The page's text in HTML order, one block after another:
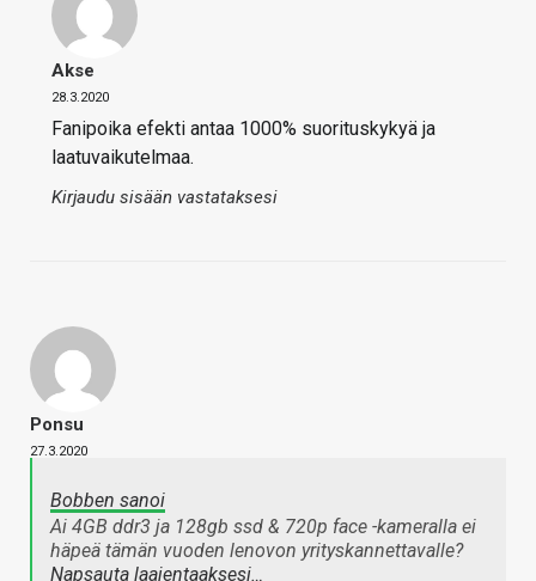
Akse
28.3.2020
Fanipoika efekti antaa 1000% suorituskykyä ja
laatuvaikutelmaa.
Kirjaudu sisään vastataksesi
Ponsu
27.3.2020
Bobben sanoi
Ai 4GB ddr3 ja 128gb ssd & 720p face -kameralla ei
häpeä tämän vuoden lenovon yrityskannettavalle?
Napsauta laajentaaksesi…